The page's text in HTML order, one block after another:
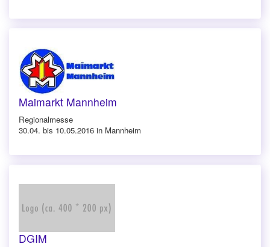
Maimarkt Mannheim
Regionalmesse
30.04. bis 10.05.2016 in Mannheim
DGIM